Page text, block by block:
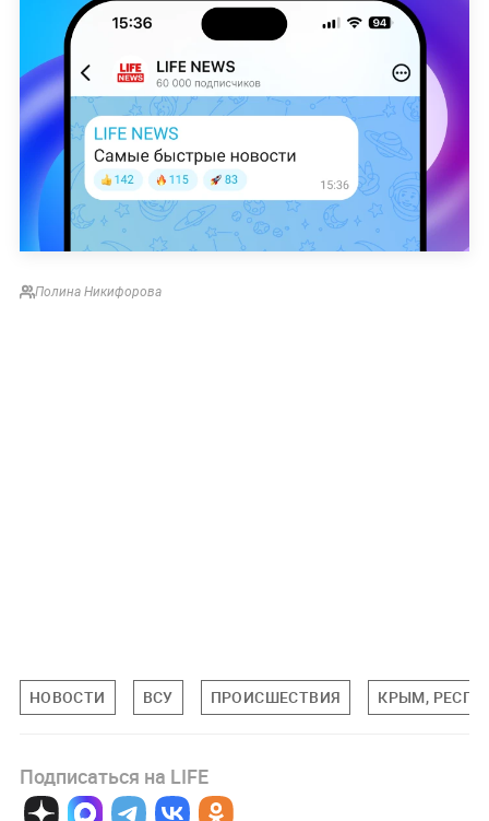
Полина Никифорова
НОВОСТИ ВСУ ПРОИСШЕСТВИЯ КРЫМ,
Подписаться на LIFE